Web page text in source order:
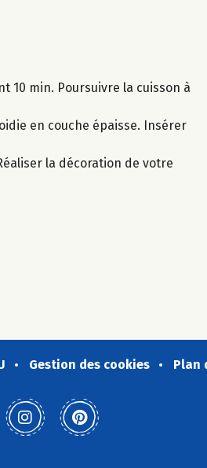
10 min. Poursuivre la cuisson à
en couche épaisse. Insérer
la décoration de votre
Gestion des cookies Plan